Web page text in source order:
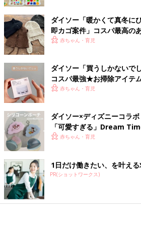
出典：Instagramアカウント「minimini.house」
Yukariさんが購入したのは、ダイソーの
んなにしっかりしているマガジンラック
たんだとか！大きさもちょうど良く、な
しているそう。側面にポケットもついて
うですね♪
多機能！コスパの良いデジタル
ダイソー「暖かくて真冬に
即カゴ案件」コスパ最高の
赤ちゃん・育児
ダイソー「買うしかないで
コスパ最強★お掃除アイテ
赤ちゃん・育児
ダイソー×ディズニーコラ
「可愛すぎる」Dream
グッズ4選
赤ちゃん・育児
1日だけ働きたい、を叶え
PR(ショットワークス)